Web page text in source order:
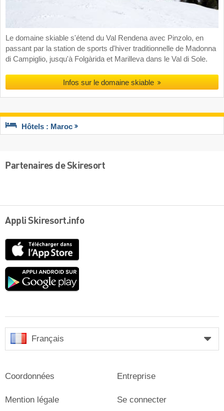
Le domaine skiable s'étend du Val Rendena avec Pinzolo, en
passant par la station de sports d'hiver traditionnelle de Madonna
di Campiglio, jusqu'à Folgàrida et Marilleva dans le Val di Sole.
Infos sur le domaine skiable
Hôtels : Maroc
Partenaires de Skiresort
Appli Skiresort.info
Google
Français
Coordonnées
Mention légale
Entreprise
Se connecter